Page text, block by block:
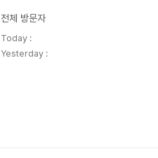
전체 방문자
Today :
Yesterday :